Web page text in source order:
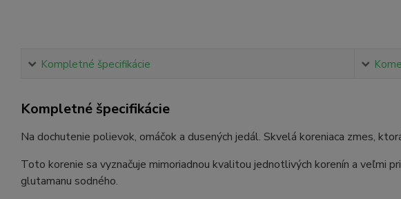
Kompletné špecifikácie
Kompletné špecifikácie
Na dochutenie polievok, omáčok a dusených jedál. Skvelá koreniaca zmes,
Toto korenie sa vyznačuje mimoriadnou kvalitou jednotlivých korenín a veľmi
glutamanu sodného.